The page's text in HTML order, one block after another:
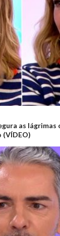
as lágrimas
(VÍDEO)